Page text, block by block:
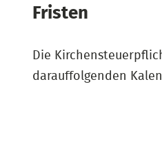
Fristen
Die
darauffolgenden